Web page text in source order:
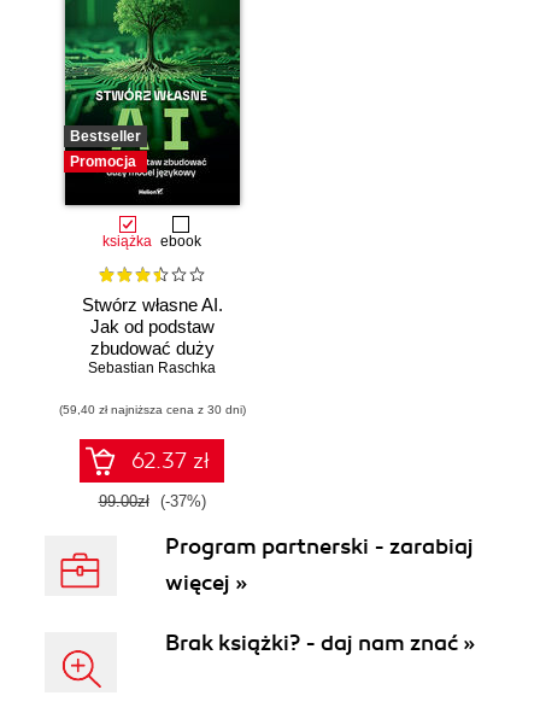
Bestseller
Promocja
książka ebook
Stwórz własne AI.
Jak od podstaw
zbudować duży
model językowy
Sebastian Raschka
(59,40 zł najniższa cena z 30 dni)
62.37 zł
99.00zł (-37%)
Program partnerski - zarabiaj
więcej »
Brak książki? - daj nam znać »